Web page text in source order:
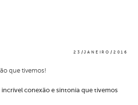
23/JANEIRO/2016
que tivemos!
conexão e sintonia que tivemos